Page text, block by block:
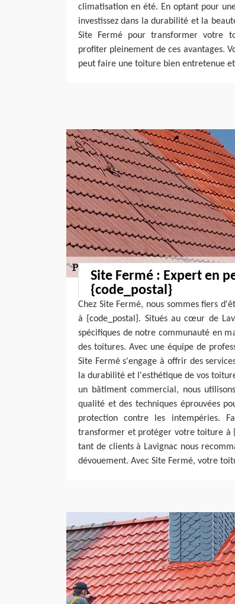
climatisation en été. En optant pour
investissez dans la durabilité et la
Site Fermé pour transformer votre
profiter pleinement de ces avantages.
peut faire une toiture bien entretenue
Site Fermé : Expert en
{code_postal}
Chez Site Fermé, nous sommes fiers
à {code_postal}. Situés au cœur de
spécifiques de notre communauté en
des toitures. Avec une équipe de
Site Fermé s'engage à offrir des
la durabilité et l'esthétique de vos
un bâtiment commercial, nous
qualité et des techniques éprouvées
protection contre les intempéries.
transformer et protéger votre toiture à
tant de clients à Lavignac nous
dévouement. Avec Site Fermé, votre